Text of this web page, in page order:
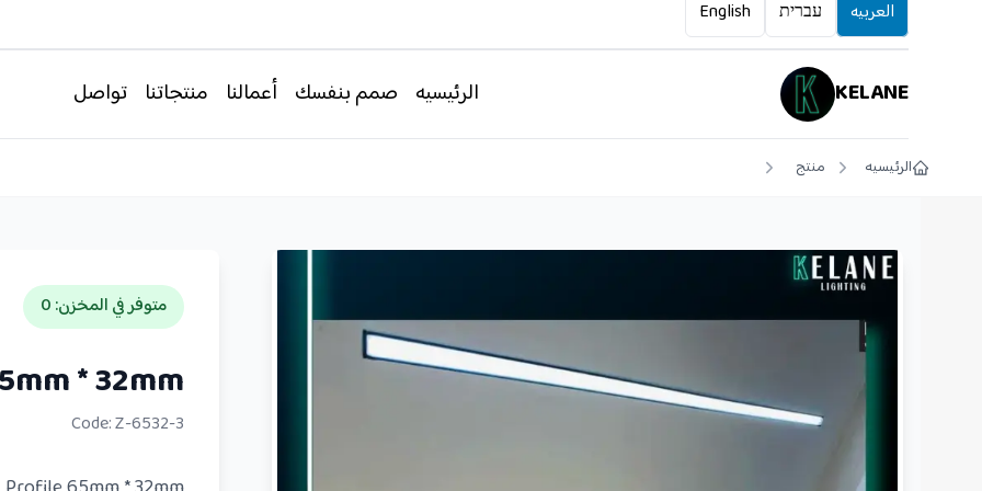
العربيه עברית English
KELANE الرئيسيه صمم بنفسك أعمالنا منتجاتنا تواصل
الرئيسيه منتج
متوفر في المخزن:
0
* 32mm
Code:Z-6532-3